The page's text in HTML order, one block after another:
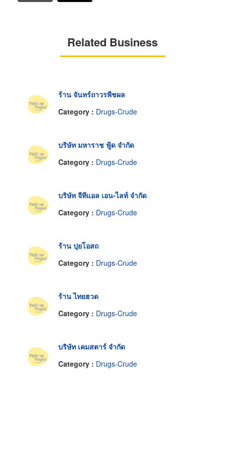
Related Business
ร้าน จันทร์ถาวรพืชผล
Category : Drugs-Crude
บริษัท มหาราช ฟู้ด จำกัด
Category : Drugs-Crude
บริษัท จีทีแอล เอน-ไลท์ จำกัด
Category : Drugs-Crude
ร้าน ปุยโอสถ
Category : Drugs-Crude
ร้าน ไทยฮวด
Category : Drugs-Crude
บริษัท เคมสตาร์ จำกัด
Category : Drugs-Crude